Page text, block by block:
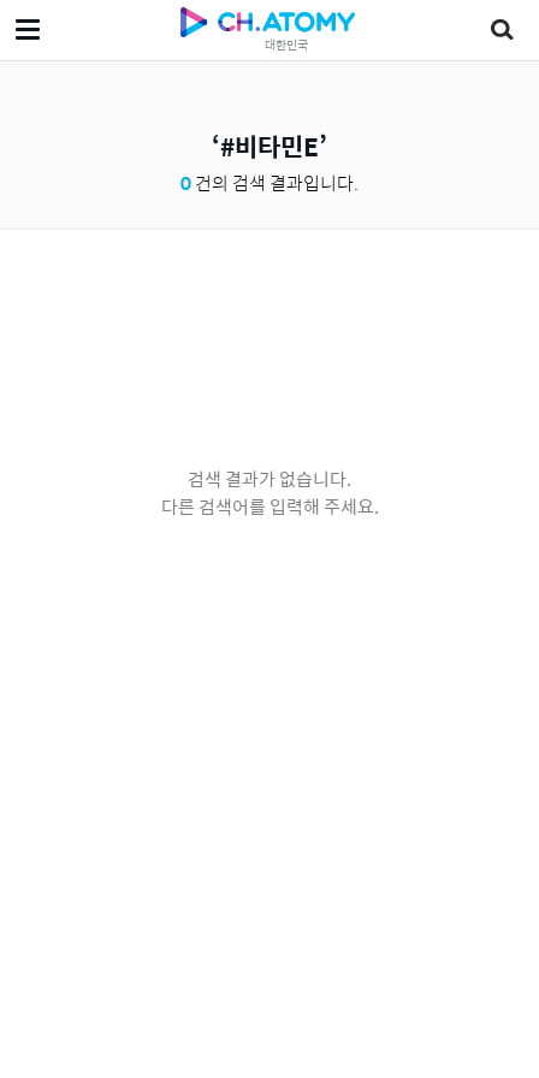
대한민국
#비타민E
0건의 검색 결과입니다.
검색 결과가 없습니다.
다른 검색어를 입력해 주세요.